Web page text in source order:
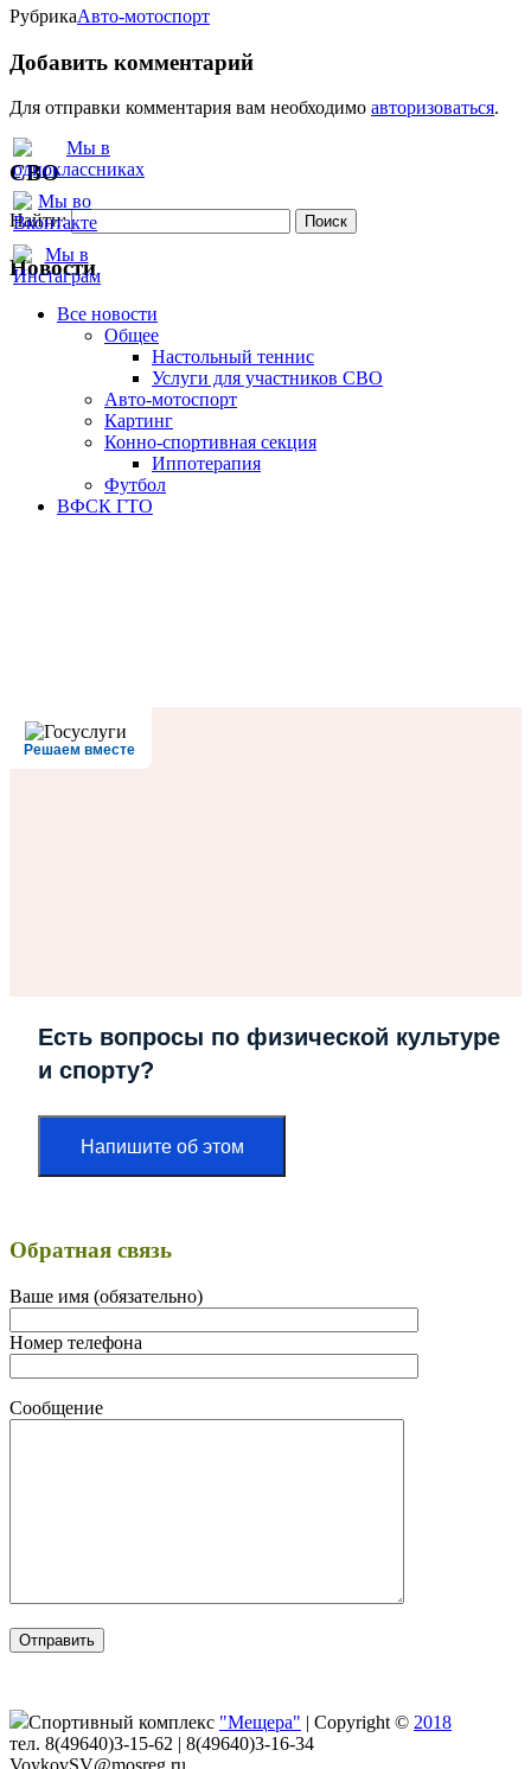
РубрикаАвто-мотоспорт
Добавить комментарий
Для отправки комментария вам необходимо авторизоваться.
СВО
Найти:
Новости
Все новости
Oбщее
Настольный теннис
Услуги для участников СВО
Авто-мотоспорт
Картинг
Конно-спортивная секция
Иппотерапия
Футбол
ВФСК ГТО
Решаем вместе
Есть вопросы по физической культуре
и спорту?
Напишите об этом
Обратная связь
Ваше имя (обязательно)
Номер телефона
Сообщение
Спортивный комплекс "Мещера" | Copyright © 2018
тел. 8(49640)3-15-62 | 8(49640)3-16-34
VoykovSV@mosreg.ru